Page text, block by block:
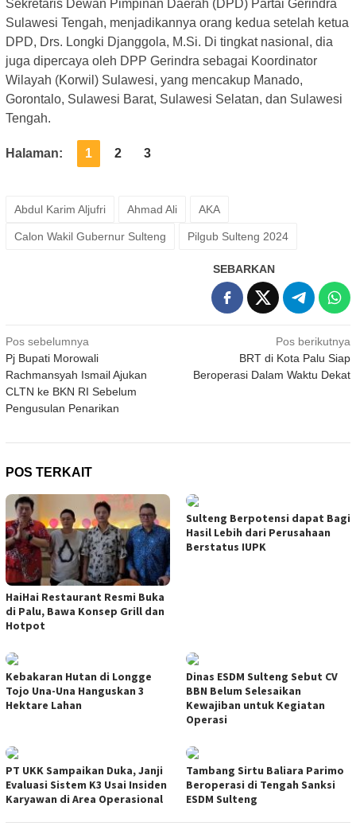
Sekretaris Dewan Pimpinan Daerah (DPD) Partai Gerindra
Sulawesi Tengah, menjadikannya orang kedua setelah ketua
DPD, Drs. Longki Djanggola, M.Si. Di tingkat nasional, dia
juga dipercaya oleh DPP Gerindra sebagai Koordinator
Wilayah (Korwil) Sulawesi, yang mencakup Manado,
Gorontalo, Sulawesi Barat, Sulawesi Selatan, dan Sulawesi
Tengah.
Halaman: 1 2 3
Abdul Karim Aljufri Ahmad Ali AKA
Calon Wakil Gubernur Sulteng Pilgub Sulteng 2024
SEBARKAN
Navigasi
pos
Pos sebelumnya
Pj Bupati Morowali
Rachmansyah Ismail Ajukan
CLTN ke BKN RI Sebelum
Pengusulan Penarikan
Pos berikutnya
BRT di Kota Palu Siap
Beroperasi Dalam Waktu Dekat
POS TERKAIT
HaiHai Restaurant Resmi Buka
di Palu, Bawa Konsep Grill dan
Hotpot
Sulteng Berpotensi dapat Bagi
Hasil Lebih dari Perusahaan
Berstatus IUPK
Kebakaran Hutan di Longge
Tojo Una-Una Hanguskan 3
Hektare Lahan
Dinas ESDM Sulteng Sebut CV
BBN Belum Selesaikan
Kewajiban untuk Kegiatan
Operasi
PT UKK Sampaikan Duka, Janji
Evaluasi Sistem K3 Usai Insiden
Karyawan di Area Operasional
Tambang Sirtu Baliara Parimo
Beroperasi di Tengah Sanksi
ESDM Sulteng